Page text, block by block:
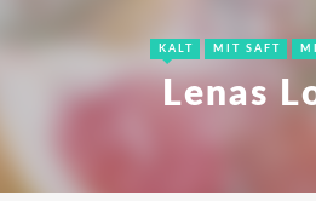
KALT MIT SAFT
Lenas